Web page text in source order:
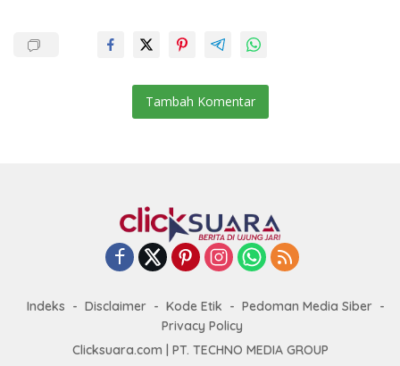
Tambah Komentar
Indeks Disclaimer Kode Etik
Pedoman Media Siber
Privacy Policy
Clicksuara.com | PT. TECHNO MEDIA GROUP